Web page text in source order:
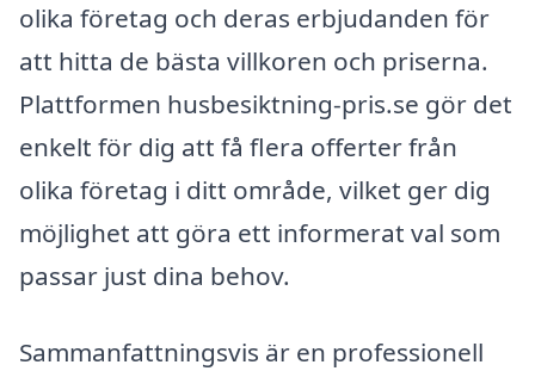
olika företag och deras erbjudanden för
att hitta de bästa villkoren och priserna.
Plattformen husbesiktning-pris.se gör det
enkelt för dig att få flera offerter från
olika företag i ditt område, vilket ger dig
möjlighet att göra ett informerat val som
passar just dina behov.
Sammanfattningsvis är en professionell